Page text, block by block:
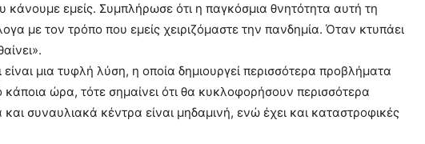
κάνουμε εμείς. Συμπλήρωσε ότι η παγκόσμια θνητότητα αυτή τη
με τον τρόπο που εμείς χειριζόμαστε την πανδημία. Όταν κτυπάει
μια τυφλή λύση, η οποία δημιουργεί περισσότερα προβλήματα
ώρα, τότε σημαίνει ότι θα κυκλοφορήσουν περισσότερα
συναυλιακά κέντρα είναι μηδαμινή, ενώ έχει και καταστροφικές